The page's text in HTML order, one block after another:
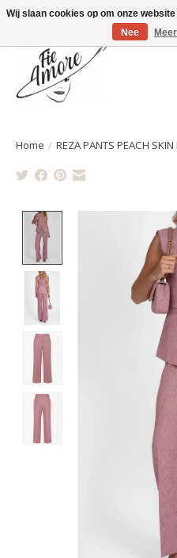
Home / REZA PANTS PEACH
Product image
Wij slaan cookies op om onze
Nee